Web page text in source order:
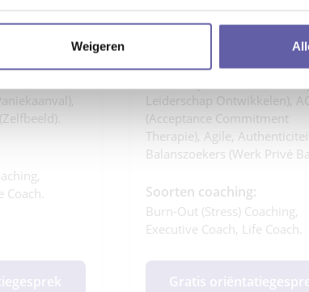
Weigeren
Coach.
Specialisaties:
• Leiderschapsontwikkeling
(leiderschap Ontwikkelen), •
Leiderschap Ontwikkelen),
(Acceptance Commitment
Therapie), Agile,
Balanszoekers (werk Privé
Soorten coaching:
Burn-Out (stress) Coaching,
Executive Coach, Life Coach.
Gratis